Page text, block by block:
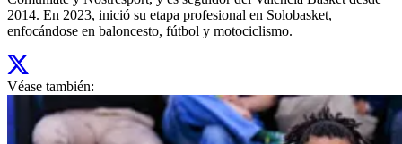
2014. En 2023, inició su etapa profesional en Solobasket,
enfocándose en baloncesto, fútbol y motociclismo.
Véase también: